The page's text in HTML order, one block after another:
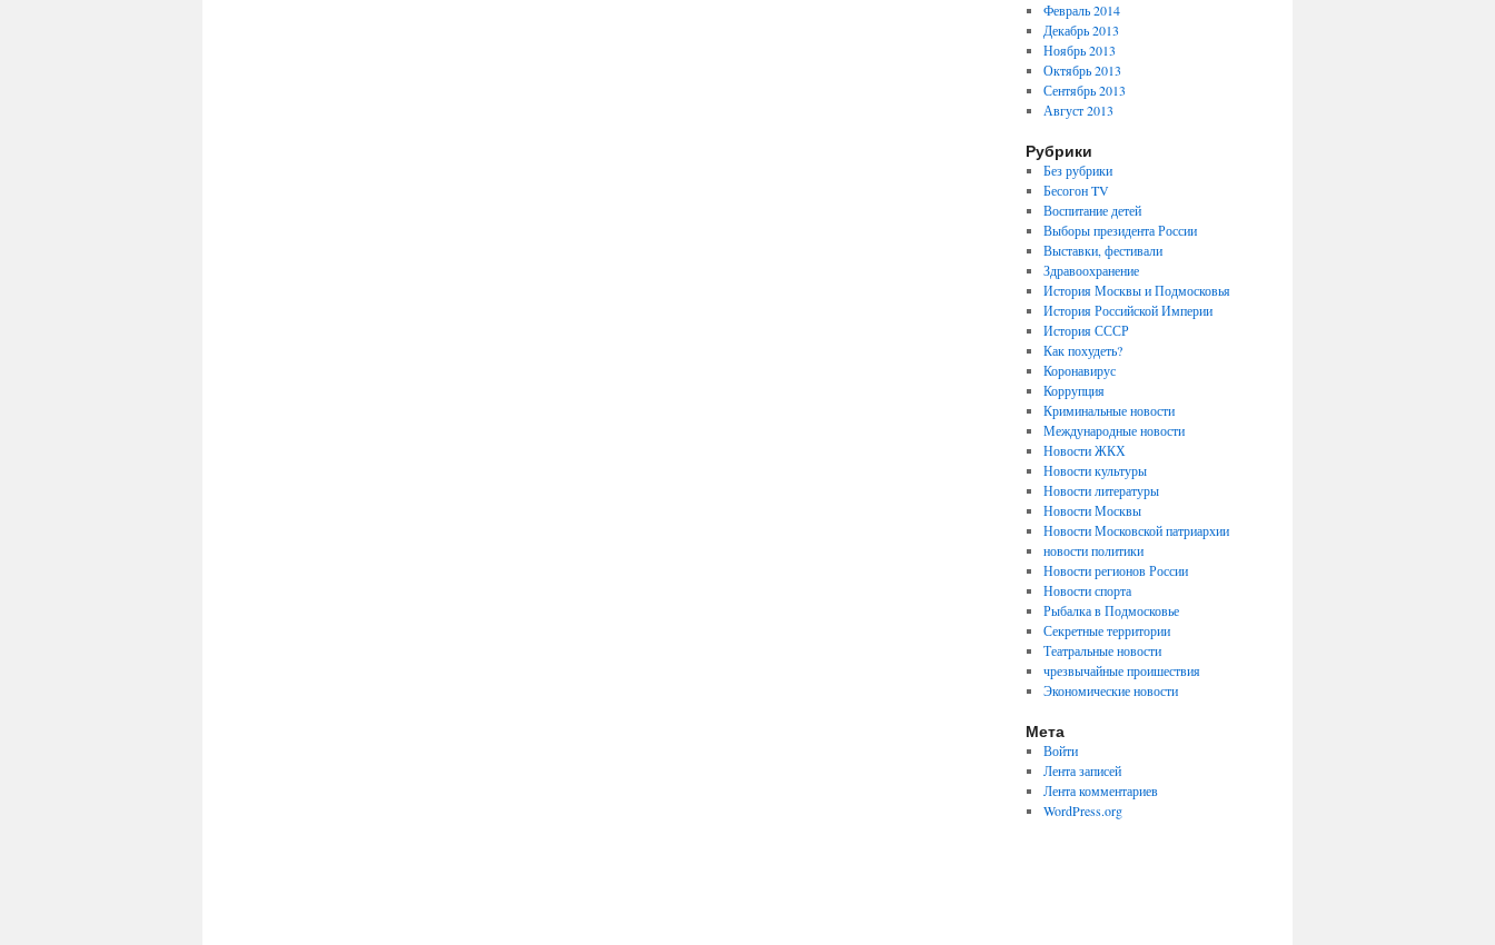
Февраль 2014
Декабрь 2013
Ноябрь 2013
Октябрь 2013
Сентябрь 2013
Август 2013
Рубрики
Без рубрики
Бесогон TV
Воспитание детей
Выборы президента России
Выставки, фестивали
Здравоохранение
История Москвы и Подмосковья
История Российской Империи
История СССР
Как похудеть?
Коронавирус
Коррупция
Криминальные новости
Международные новости
Новости ЖКХ
Новости культуры
Новости литературы
Новости Москвы
Новости Московской патриархии
новости политики
Новости регионов России
Новости спорта
Рыбалка в Подмосковье
Секретные территории
Театральные новости
чрезвычайные проишествия
Экономические новости
Мета
Войти
Лента записей
Лента комментариев
WordPress.org